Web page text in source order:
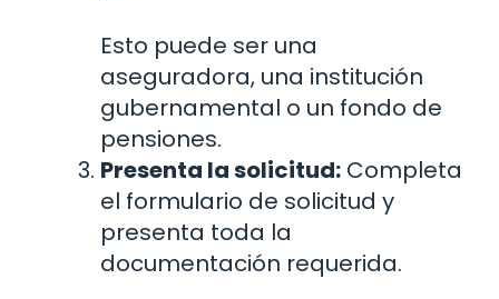
Esto puede ser una
aseguradora, una institución
gubernamental o un fondo de
pensiones.
Presenta la solicitud: Completa
el formulario de solicitud y
presenta toda la
documentación requerida.